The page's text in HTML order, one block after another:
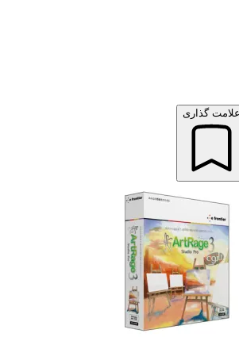
علامت گذاری